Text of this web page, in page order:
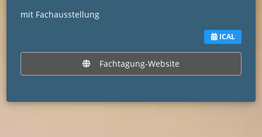
mit Fachausstellung
ICAL
Fachtagung-Website